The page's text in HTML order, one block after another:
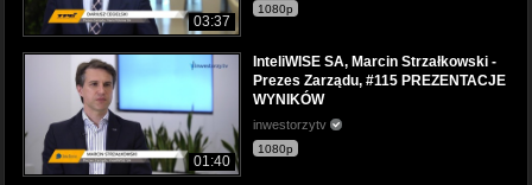
03:37
1080p
01:40
InteliWISE SA, Marcin Strzałkowski -
Prezes Zarządu, #115 PREZENTACJE
WYNIKÓW
inwestorzytv
1080p